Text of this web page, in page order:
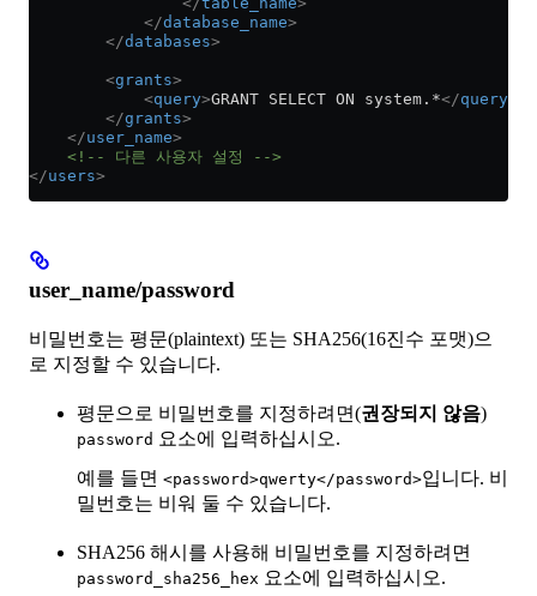
            </
database_name>
        </
databases>
        <
grants>
            <
query>GRANT SELECT ON system.*</query
        </
grants>
    </
user_name>
    <!-- 다른 사용자 설정 -->
</users>
user_name/password
비밀번호는 평문(plaintext) 또는 SHA256(16진수 포맷)으
로 지정할 수 있습니다.
평문으로 비밀번호를 지정하려면(권장되지 않음)
password 요소에 입력하십시오.
예를 들면 <password>qwerty</password>입니다. 비
밀번호는 비워 둘 수 있습니다.
SHA256 해시를 사용해 비밀번호를 지정하려면
password_sha256_hex 요소에 입력하십시오.